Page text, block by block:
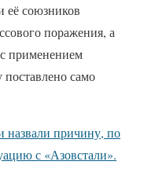
её союзников
поражения, а
применением
само
назвали причину, по
с «Азовстали».